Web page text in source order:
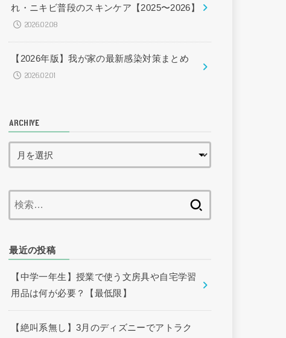
れ・ニキビ普段のスキンケア【2025〜2026】
2026.02.08
【2026年版】我が家の最新感染対策まとめ
2026.02.01
ARCHIVE
最近の投稿
【中学一年生】授業で使う文房具や自宅学習
用品は何が必要？【最低限】
【絶叫系無し】3月のディズニーでアトラク